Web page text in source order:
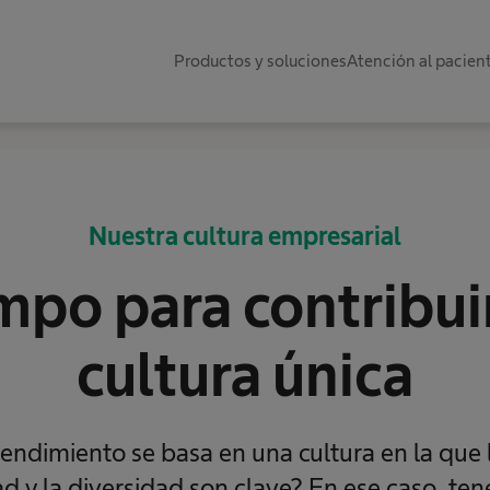
Productos y solucionesAtención al
Nuestra cultura empresarial
para
cultura única
se basa en una cultura en la